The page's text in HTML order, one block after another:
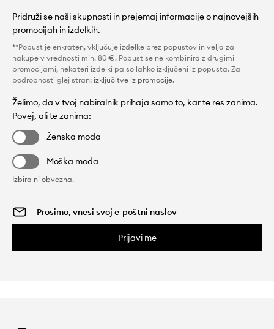
Pridruži se naši skupnosti in prejemaj informacije o najnovejših
promocijah in izdelkih.
**Popust je enkraten, vključuje izdelke brez popustov in velja za
nakupe v vrednosti min. 80 €. Popust se ne kombinira z drugimi
promocijami, nekateri izdelki pa so lahko izključeni iz popusta. Za
podrobnosti glej stran: izključitve iz promocije.
Želimo, da v tvoj nabiralnik prihaja samo to, kar te res zanima.
Povej, ali te zanima:
Ženska moda
Moška moda
Izbira ni obvezna.
Prijavi me